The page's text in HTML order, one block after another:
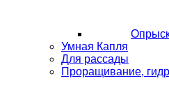
Умная Капля
Для рассады
Проращивание,